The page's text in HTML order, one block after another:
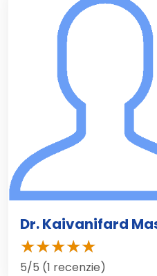
Dr. Kaivanifard
5/5 (1 recenzie)